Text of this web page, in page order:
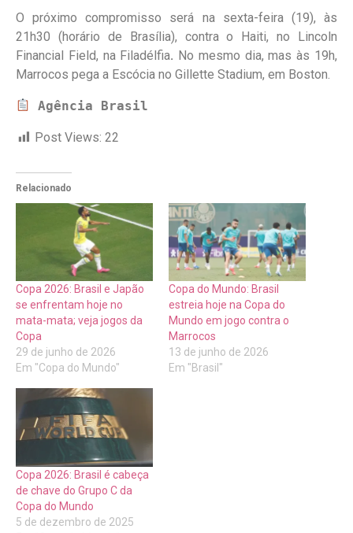
O próximo compromisso será na sexta-feira (19), às
21h30 (horário de Brasília), contra o Haiti, no Lincoln
Financial Field, na Filadélfia. No mesmo dia, mas às 19h,
Marrocos pega a Escócia no Gillette Stadium, em Boston.
Agência Brasil
Post Views: 22
Relacionado
Copa 2026: Brasil e Japão
se enfrentam hoje no
mata-mata; veja jogos da
Copa
29 de junho de 2026
Em "Copa do Mundo"
Copa do Mundo: Brasil
estreia hoje na Copa do
Mundo em jogo contra o
Marrocos
13 de junho de 2026
Em "Brasil"
Copa 2026: Brasil é cabeça
de chave do Grupo C da
Copa do Mundo
5 de dezembro de 2025